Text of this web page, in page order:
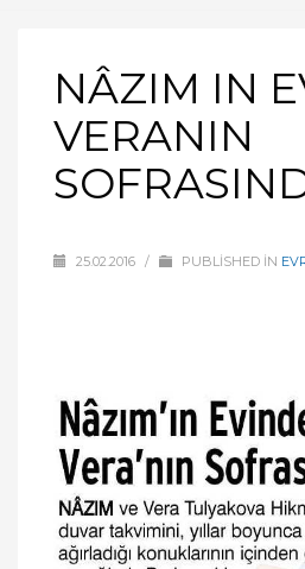
NÂZIM IN
VERANIN
25.02.2016 / PUBLISHED IN